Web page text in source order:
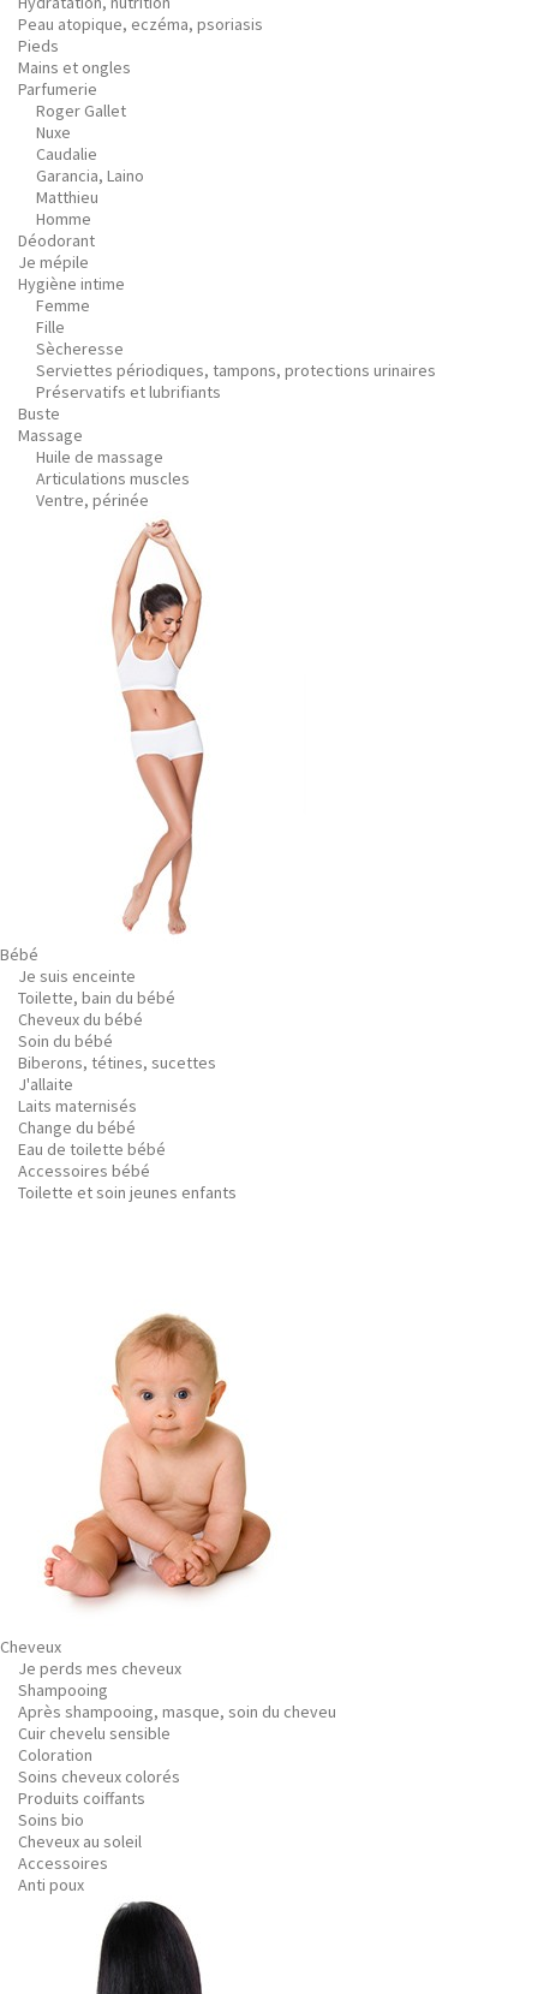
Peau atopique, eczéma, psoriasis
Pieds
Mains et ongles
Parfumerie
Roger Gallet
Nuxe
Caudalie
Garancia, Laino
Matthieu
Homme
Déodorant
Je mépile
Hygiène intime
Femme
Fille
Sècheresse
Serviettes périodiques, tampons, protections urinaires
Préservatifs et lubrifiants
Buste
Massage
Huile de massage
Articulations muscles
Ventre, périnée
Bébé
Je suis enceinte
Toilette, bain du bébé
Cheveux du bébé
Soin du bébé
Biberons, tétines, sucettes
J'allaite
Laits maternisés
Change du bébé
Eau de toilette bébé
Accessoires bébé
Toilette et soin jeunes enfants
Cheveux
Je perds mes cheveux
Shampooing
Après shampooing, masque, soin du cheveu
Cuir chevelu sensible
Coloration
Soins cheveux colorés
Produits coiffants
Soins bio
Cheveux au soleil
Accessoires
Anti poux